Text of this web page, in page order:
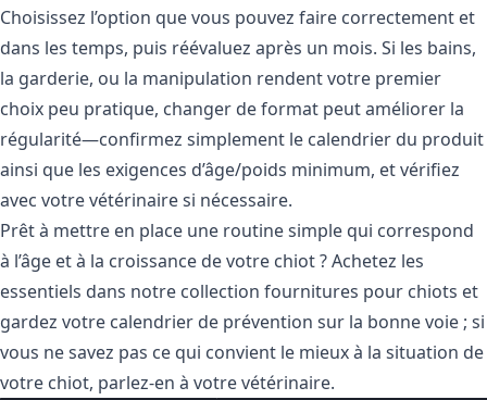
Choisissez l’option que vous pouvez faire correctement et
dans les temps, puis réévaluez après un mois. Si les bains,
la garderie, ou la manipulation rendent votre premier
choix peu pratique, changer de format peut améliorer la
régularité—confirmez simplement le calendrier du produit
ainsi que les exigences d’âge/poids minimum, et vérifiez
avec votre vétérinaire si nécessaire.
Prêt à mettre en place une routine simple qui correspond
à l’âge et à la croissance de votre chiot ? Achetez les
essentiels dans notre collection fournitures pour chiots et
gardez votre calendrier de prévention sur la bonne voie ; si
vous ne savez pas ce qui convient le mieux à la situation de
votre chiot, parlez-en à votre vétérinaire.